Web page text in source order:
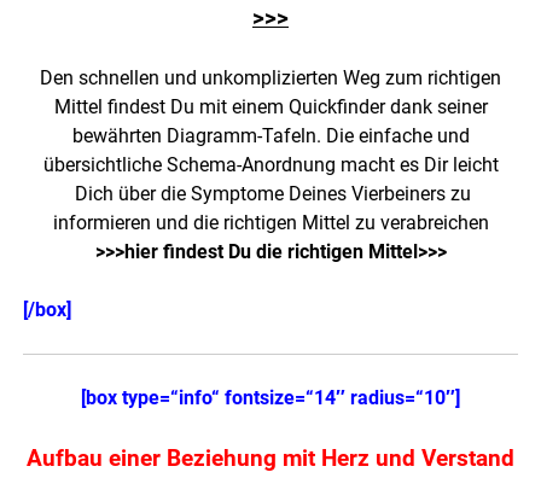
>>>
Den schnellen und unkomplizierten Weg zum richtigen
Mittel findest Du mit einem Quickfinder dank seiner
bewährten Diagramm-Tafeln. Die einfache und
übersichtliche Schema-Anordnung macht es Dir leicht
Dich über die Symptome Deines Vierbeiners zu
informieren und die richtigen Mittel zu verabreichen
>>>hier findest Du die richtigen Mittel>>>
[/box]
[box type=“info“ fontsize=“14″ radius=“10″]
Aufbau einer Beziehung mit Herz und Verstand